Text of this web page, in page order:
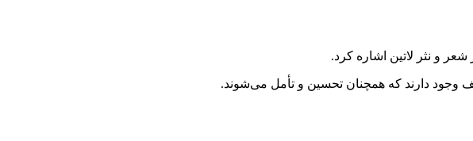
شعر و نثر لاتین اشاره کرد.
وجود دارند که همچنان تحسین و تأمل می‌شوند.